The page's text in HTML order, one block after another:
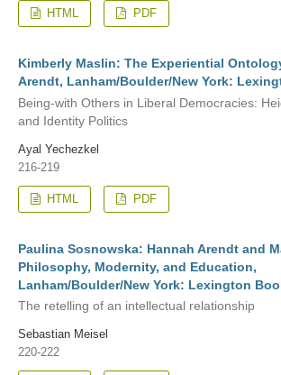
HTML PDF
Kimberly Maslin: The Experiential
Arendt, Lanham/Boulder/New York:
Being-with Others in Liberal Democracies:
and Identity Politics
Ayal Yechezkel
216-219
HTML PDF
Paulina Sosnowska: Hannah Arendt and
Philosophy, Modernity, and Education,
Lanham/Boulder/New York: Lexington
The retelling of an intellectual relationship
Sebastian Meisel
220-222